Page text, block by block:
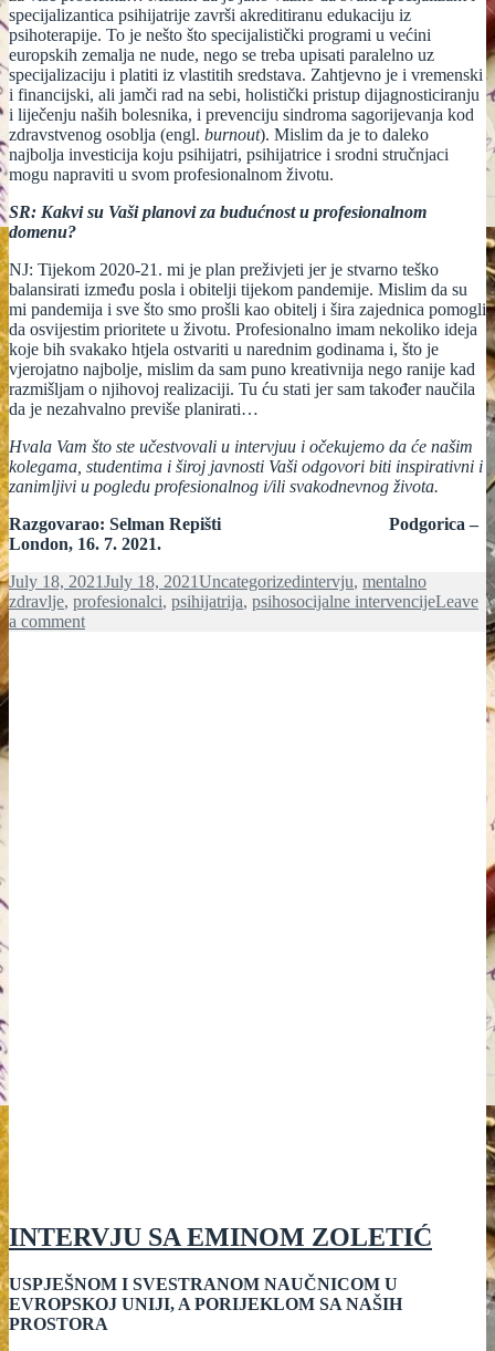
specijalizantica psihijatrije završi akreditiranu edukaciju iz
psihoterapije. To je nešto što specijalistički programi u većini
europskih zemalja ne nude, nego se treba upisati paralelno uz
specijalizaciju i platiti iz vlastitih sredstava. Zahtjevno je i vremenski
i financijski, ali jamči rad na sebi, holistički pristup dijagnosticiranju
i liječenju naših bolesnika, i prevenciju sindroma sagorijevanja kod
zdravstvenog osoblja (engl. burnout). Mislim da je to daleko
najbolja investicija koju psihijatri, psihijatrice i srodni stručnjaci
mogu napraviti u svom profesionalnom životu.
SR: Kakvi su Vaši planovi za budućnost u profesionalnom
domenu?
NJ: Tijekom 2020-21. mi je plan preživjeti jer je stvarno teško
balansirati između posla i obitelji tijekom pandemije. Mislim da su
mi pandemija i sve što smo prošli kao obitelj i šira zajednica pomogli
da osvijestim prioritete u životu. Profesionalno imam nekoliko ideja
koje bih svakako htjela ostvariti u narednim godinama i, što je
vjerojatno najbolje, mislim da sam puno kreativnija nego ranije kad
razmišljam o njihovoj realizaciji. Tu ću stati jer sam također naučila
da je nezahvalno previše planirati…
Hvala Vam što ste učestvovali u intervjuu i očekujemo da će našim
kolegama, studentima i široj javnosti Vaši odgovori biti inspirativni i
zanimljivi u pogledu profesionalnog i/ili svakodnevnog života.
Razgovarao: Selman Repišti Podgorica –
London, 16. 7. 2021.
Posted
on
July 18, 2021July 18, 2021Categories
UncategorizedTags
intervju, mentalno
zdravlje, profesionalci, psihijatrija, psihosocijalne intervencijeLeave
a commenton
INTERVJU SA EMINOM ZOLETIĆ
USPJEŠNOM I SVESTRANOM NAUČNICOM U
EVROPSKOJ UNIJI, A PORIJEKLOM SA NAŠIH
PROSTORA